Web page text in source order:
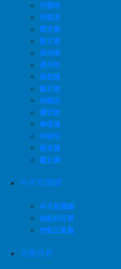
何橞瑢
林佩潔
簡至豪
劉又嘉
孫怡琳
張卉林
黃韵筑
賴正鎧
何織羽
譚若誼
畢倩涵
林宸佑
蘇貞蓉
戴立綱
中天新聞網
中天新聞網
快點好好看
快點正能量
消費訊息